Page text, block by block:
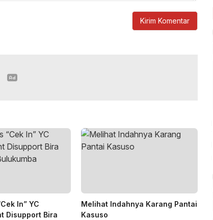
In” YC
Disupport Bira
Melihat Indahnya Karang Pantai
Kasuso